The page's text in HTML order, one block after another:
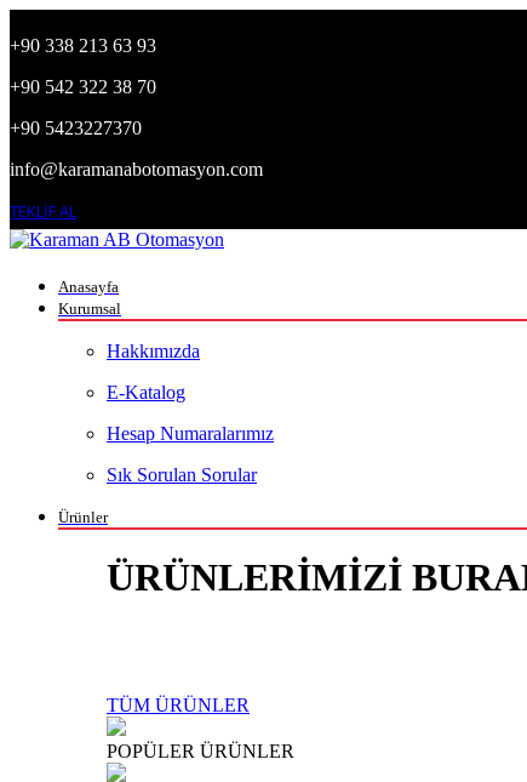
+90 338 213 63 93
+90 542 322 38 70
+90 5423227370
info@karamanabotomasyon.com
TEKLİF AL
Anasayfa
Kurumsal
Hakkımızda
E-Katalog
Hesap Numaralarımız
Sık Sorulan Sorular
Ürünler
ÜRÜNLERİMİZİ
TÜM ÜRÜNLER
POPÜLER ÜRÜNLER